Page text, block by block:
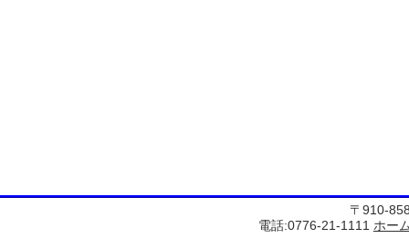
〒910-
電話:0776-21-1111 ホー